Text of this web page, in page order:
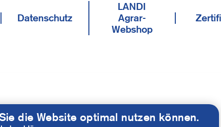
Datenschutz
LANDI
Agrar-
Webshop
die Website optimal nutzen können.